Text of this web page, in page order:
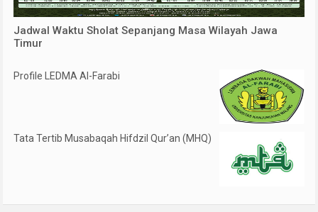
Jadwal Waktu Sholat Sepanjang Masa Wilayah Jawa
Timur
Profile LEDMA Al-Farabi
Tata Tertib Musabaqah Hifdzil Qur’an (MHQ)